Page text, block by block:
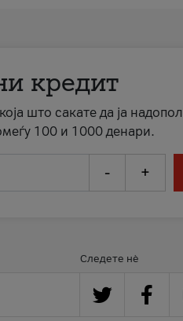
кредит
што сакате да ја
100 и 1000 денари.
- +
Следете нè